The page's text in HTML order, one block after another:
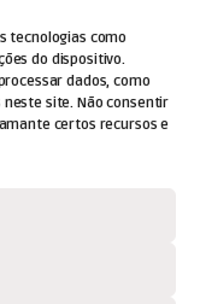
tecnologias como
do dispositivo.
dados, como
site. Não consentir
certos recursos e